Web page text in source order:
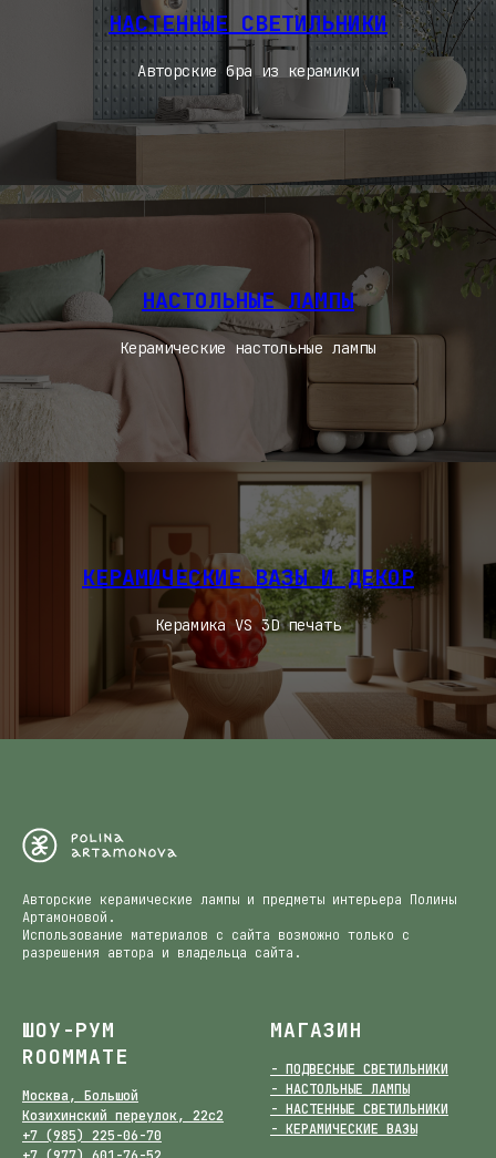
НАСТЕННЫЕ СВЕТИЛЬНИКИ
Авторские бра из керамики
НАСТОЛЬНЫЕ ЛАМПЫ
Керамические настольные лампы
КЕРАМИЧЕСКИЕ ВАЗЫ И ДЕКОР
Керамика VS 3D печать
Авторские керамические лампы и предметы интерьера Полины
Артамоновой.
Использование материалов с сайта возможно только с
разрешения автора и владельца сайта.
ШОУ-РУМ
ROOMMATE
Москва, Большой
Козихинский переулок, 22с2
+7 (985) 225-06-70
МАГАЗИН
- ПОДВЕСНЫЕ СВЕТИЛЬНИКИ
- НАСТОЛЬНЫЕ ЛАМПЫ
- НАСТЕННЫЕ СВЕТИЛЬНИКИ
- КЕРАМИЧЕСКИЕ ВАЗЫ